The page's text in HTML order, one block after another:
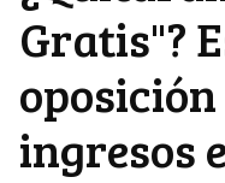
Gratis"?
ingresos